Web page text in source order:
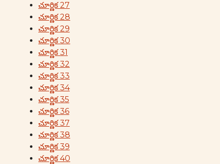
చూర్ణిక 27
చూర్ణిక 28
చూర్ణిక 29
చూర్ణిక 30
చూర్ణిక 31
చూర్ణిక 32
చూర్ణిక 33
చూర్ణిక 34
చూర్ణిక 35
చూర్ణిక 36
చూర్ణిక 37
చూర్ణిక 38
చూర్ణిక 39
చూర్ణిక 40